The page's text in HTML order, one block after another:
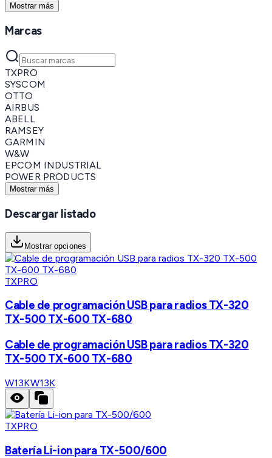
Mostrar más
Marcas
TXPRO
SYSCOM
OTTO
AIRBUS
ABELL
RAMSEY
GARMIN
W&W
EPCOM INDUSTRIAL
POWER PRODUCTS
Mostrar más
Descargar listado
Mostrar opciones
TXPRO
Cable de programación USB para radios TX-320
TX-500 TX-600 TX-680
Cable de programación USB para radios TX-320
TX-500 TX-600 TX-680
W13KW13K
TXPRO
Batería Li-ion para TX-500/600